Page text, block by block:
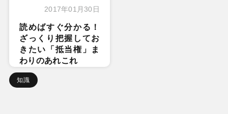
2017年01月30日
読めばすぐ分かる！
ざっくり把握してお
きたい「抵当権」ま
わりのあれこれ
知識